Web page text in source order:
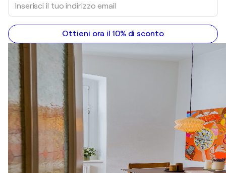
Ottieni ora il 10% di sconto